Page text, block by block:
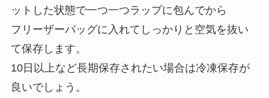
ットした状態で一つ一つラップに包んでから
フリーザーバッグに入れてしっかりと空気を抜い
て保存します。
10日以上など長期保存されたい場合は冷凍保存が
良いでしょう。